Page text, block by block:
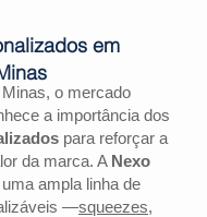
o mercado
a importância dos
para reforçar a
da marca. A Nexo
ampla linha de
—squeezes,
em